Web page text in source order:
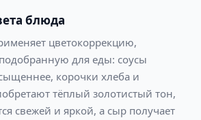
блюда
цветокоррекцию,
для еды: соусы
корочки хлеба и
тёплый золотистый тон,
свежей и яркой, а сыр получает